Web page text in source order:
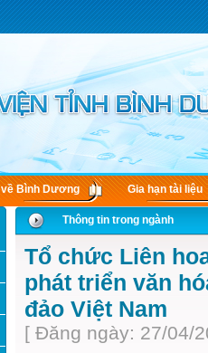
về Bình Dương Gia hạn tài liệu
Thông tin trong ngành
Tổ chức Liên
phát triển văn
đảo Việt Nam
[ Đăng ngày: 27/04/